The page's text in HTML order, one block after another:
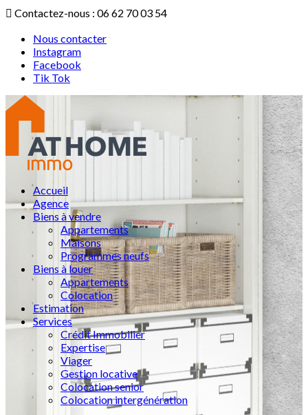
Contactez-nous : 06 62 70 03 54
Nous contacter
Instagram
Facebook
Tik Tok
Accueil
Agence
Biens à vendre
Appartements
Maisons
Programmes neufs
Biens à louer
Appartements
Colocation
Estimation
Services
Crédit Immobilier
Expertise
Viager
Gestion locative
Colocation senior
Colocation intergénération